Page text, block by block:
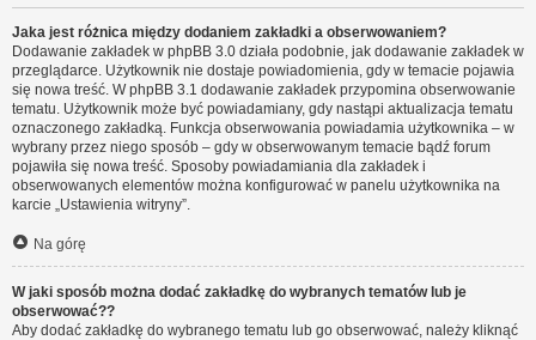
Jaka jest różnica między dodaniem zakładki a obserwowaniem?
Dodawanie zakładek w phpBB 3.0 działa podobnie, jak dodawanie zakładek w
przeglądarce. Użytkownik nie dostaje powiadomienia, gdy w temacie pojawia
się nowa treść. W phpBB 3.1 dodawanie zakładek przypomina obserwowanie
tematu. Użytkownik może być powiadamiany, gdy nastąpi aktualizacja tematu
oznaczonego zakładką. Funkcja obserwowania powiadamia użytkownika – w
wybrany przez niego sposób – gdy w obserwowanym temacie bądź forum
pojawiła się nowa treść. Sposoby powiadamiania dla zakładek i
obserwowanych elementów można konfigurować w panelu użytkownika na
karcie „Ustawienia witryny”.
Na górę
W jaki sposób można dodać zakładkę do wybranych tematów lub je
obserwować??
Aby dodać zakładkę do wybranego tematu lub go obserwować, należy kliknąć